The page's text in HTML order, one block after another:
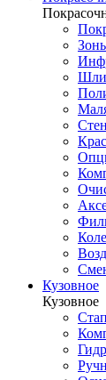
Кузовное
Кузовное